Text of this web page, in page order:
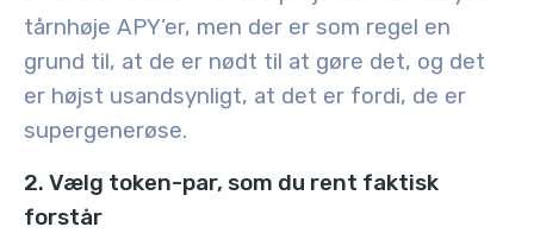
tårnhøje APY’er, men der er som regel en
grund til, at de er nødt til at gøre det, og det
er højst usandsynligt, at det er fordi, de er
supergenerøse.
2. Vælg token-par, som du rent faktisk
forstår